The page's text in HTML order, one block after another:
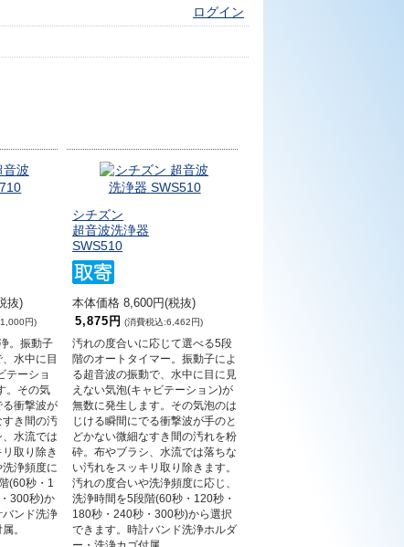
ログイン
抜)
円)
。振動子
水中に目
テーショ
。その気
衝撃波が
き間の汚
水流では
取り除き
洗浄頻度に
(60秒・1
300秒)か
バンド洗浄
。
シチズン
超音波洗浄器
SWS510
本体価格 8,600円(税抜)
5,875円 (消費税込:6,462円)
汚れの度合いに応じて選べる5段
階のオートタイマー。振動子によ
る超音波の振動で、水中に目に見
えない気泡(キャビテーション)が
無数に発生します。その気泡のは
じける瞬間にでる衝撃波が手のと
どかない微細なすき間の汚れを粉
砕。布やブラシ、水流では落ちな
い汚れをスッキリ取り除きます。
汚れの度合いや洗浄頻度に応じ、
洗浄時間を5段階(60秒・120秒・
180秒・240秒・300秒)から選択
できます。時計バンド洗浄ホルダ